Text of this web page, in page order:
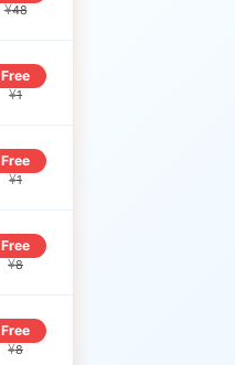
¥48
Free
¥1
Free
¥1
Free
¥8
Free
¥8